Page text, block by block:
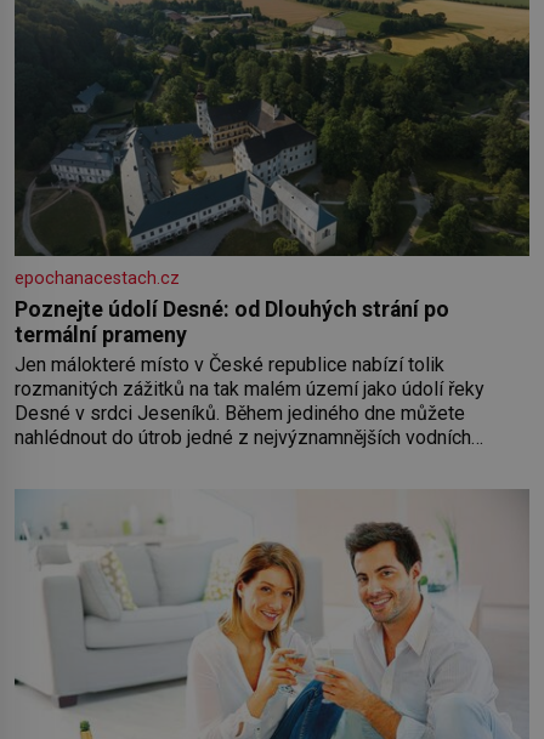
epochanacestach.cz
Poznejte údolí Desné: od Dlouhých strání po
termální prameny
Jen málokteré místo v České republice nabízí tolik
rozmanitých zážitků na tak malém území jako údolí řeky
Desné v srdci Jeseníků. Během jediného dne můžete
nahlédnout do útrob jedné z nejvýznamnějších vodních
koloběžce a den zakončit poznáváním památek ve Velkých